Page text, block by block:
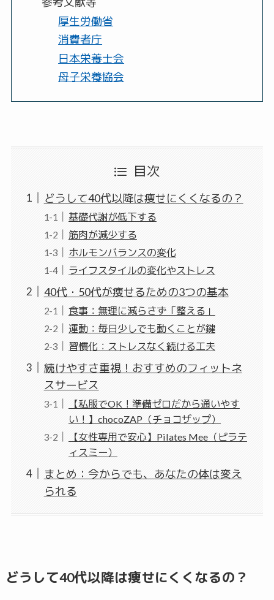
厚生労働省
消費者庁
日本栄養士会
母子栄養協会
目次
どうして40代以降は痩せにくくなるの？
基礎代謝が低下する
筋肉が減少する
ホルモンバランスの変化
ライフスタイルの変化やストレス
40代・50代が痩せるための3つの基本
食事：無理に減らさず「整える」
運動：毎日少しでも動くことが鍵
習慣化：ストレスなく続ける工夫
続けやすさ重視！おすすめのフィットネ
スサービス
【私服でOK！準備ゼロだから通いやす
い！】chocoZAP（チョコザップ）
【女性専用で安心】Pilates Mee（ピラテ
ィスミー）
まとめ：今からでも、あなたの体は変え
られる
どうして40代以降は痩せにくくなるの？